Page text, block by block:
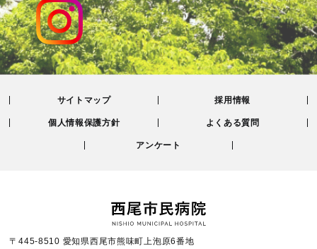
サイトマップ 採用情報
個人情報保護方針 よくある質問
アンケート
〒445-8510 愛知県西尾市熊味町上泡原6番地